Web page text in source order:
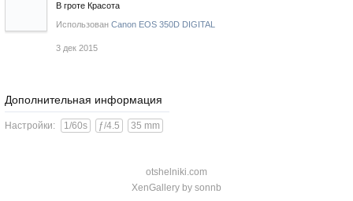
В гроте Красота
Использован Canon EOS 350D DIGITAL
3 дек 2015
Дополнительная информация
Настройки: 1/60s ƒ/4.5 35 mm
otshelniki.com
XenGallery by sonnb